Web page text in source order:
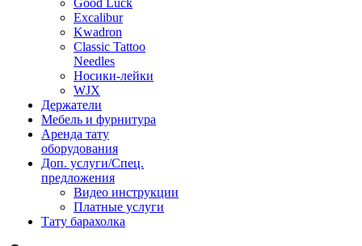
Good Luck
Excalibur
Kwadron
Classic Tattoo
Needles
Носики-лейки
WJX
Держатели
Мебель и фурнитура
Аренда тату
оборудования
Доп. услуги/Спец.
предложения
Видео инструкции
Платные услуги
Тату барахолка